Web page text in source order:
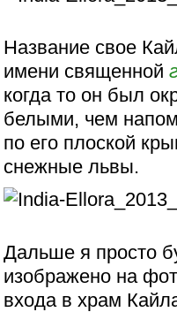
Название свое
имени священной
когда то он был
белыми, чем
по его плоской
снежные львы.
Дальше я просто
изображено на
входа в храм